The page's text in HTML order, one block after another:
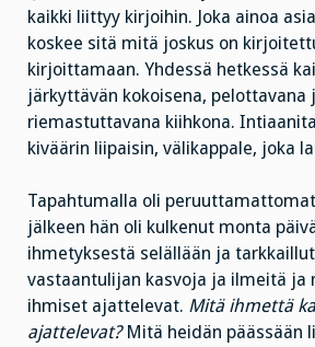
kaikki liittyy kirjoihin. Joka ainoa
koskee sitä mitä joskus on
kirjoittamaan. Yhdessä hetkessä
järkyttävän kokoisena, pelottavana
riemastuttavana kiihkona.
kiväärin liipaisin, välikappale, joka
Tapahtumalla oli
jälkeen hän oli kulkenut monta
ihmetyksestä selällään ja
vastaantulijan kasvoja ja ilmeitä ja
ihmiset ajattelevat. Mitä ihmettä
ajattelevat?Mitä heidän päässään